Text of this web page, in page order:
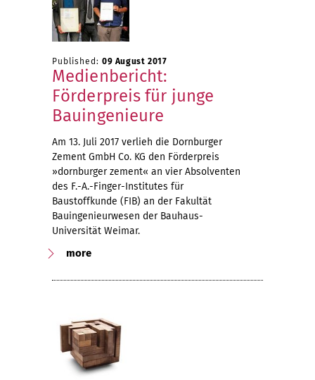
Published: 09 August 2017
Medienbericht:
Förderpreis für junge
Bauingenieure
Am 13. Juli 2017 verlieh die Dornburger
Zement GmbH Co. KG den Förderpreis
»dornburger zement« an vier Absolventen
des F.-A.-Finger-Institutes für
Baustoffkunde (FIB) an der Fakultät
Bauingenieurwesen der Bauhaus-
Universität Weimar.
more